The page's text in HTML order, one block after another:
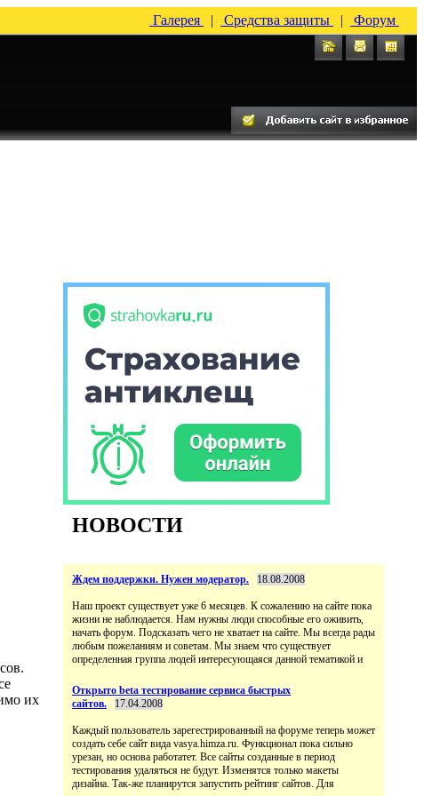
Галерея | Средства защиты | Форум
их
НОВОСТИ
Ждем поддержки. Нужен модератор. 18.08.2008
Наш проект существует уже 6 месяцев. К сожалению на сайте пока
жизни не наблюдается. Нам нужны люди способные его оживить,
начать форум. Подсказать чего не хватает на сайте. Мы всегда рады
любым пожеланиям и советам. Мы знаем что существует
определенная группа людей интересующаяся данной тематикой и
Открыто beta тестирование сервиса быстрых
сайтов.
17.04.2008
Каждый пользователь зарегестрированный на форуме теперь может
создать себе сайт вида vasya.himza.ru. Функционал пока сильно
урезан, но основа работатет. Все сайты созданные в период
тестирования удаляться не будут. Изменятся только макеты
дизайна. Так-же планирутся запустить рейтинг сайтов. Для